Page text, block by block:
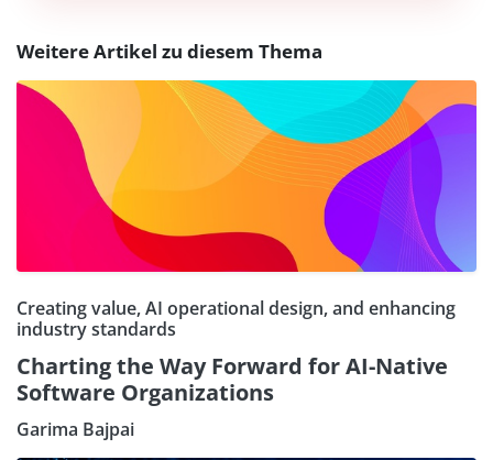
Weitere Artikel zu diesem Thema
Creating value, AI operational design, and enhancing
industry standards
Charting the Way Forward for AI-Native
Software Organizations
Garima Bajpai